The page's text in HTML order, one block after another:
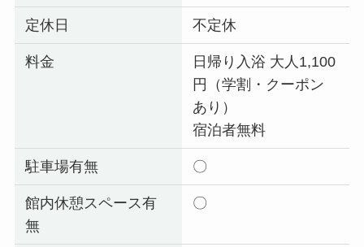
定休日 不定休
料金
日帰り入浴 大人1,100
円（学割・クーポン
あり）
宿泊者無料
駐車場有無 〇
館内休憩スペース有
無
〇